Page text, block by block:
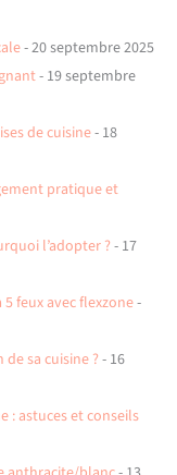
- 20 septembre 2025
- 19 septembre
de cuisine- 18
pratique et
l’adopter ?- 17
feux avec flexzone-
sa cuisine ?- 16
: astuces et conseils